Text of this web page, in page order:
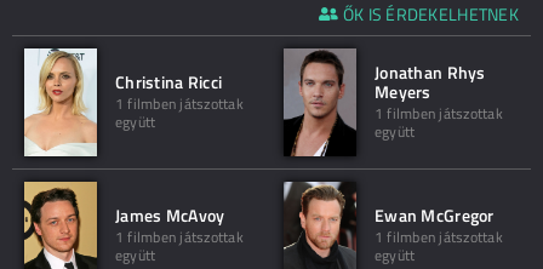
ŐK IS ÉRDEKELHETNEK
Christina Ricci
1 filmben játszottak
együtt
Jonathan Rhys
Meyers
1 filmben játszottak
együtt
James McAvoy
1 filmben játszottak
együtt
Ewan McGregor
1 filmben játszottak
együtt